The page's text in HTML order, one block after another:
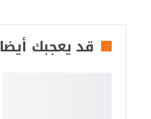
قد يعجبك أيضا